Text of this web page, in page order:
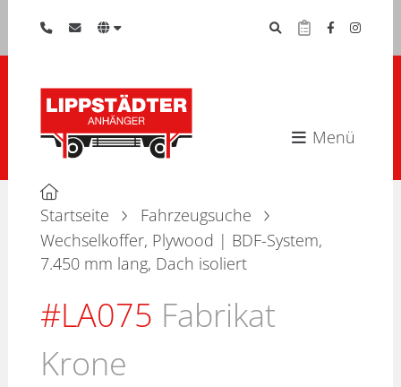
Menü
Startseite
Fahrzeugsuche
Wechselkoffer, Plywood | BDF-System,
7.450 mm lang, Dach isoliert
#LA075 Fabrikat
Krone